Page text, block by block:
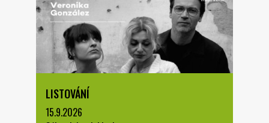
LISTOVÁNÍ
15.9.2026